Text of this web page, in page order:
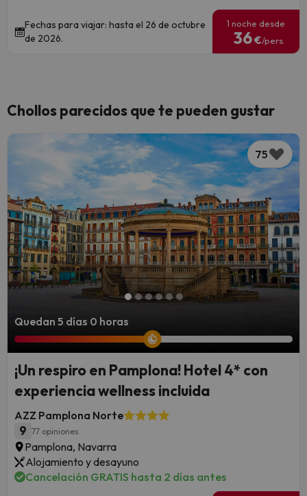
Fechas para viajar: hasta el 26 de octubre
de 2026.
1 noche desde
36€/pers.
Chollos parecidos que te pueden gustar
Quedan 5 días 0 horas
75
¡Un respiro en Pamplona! Hotel 4* con
experiencia wellness incluida
AZZ Pamplona Norte
9 77 opiniones
Pamplona, Navarra
Alojamiento y desayuno
Cancelación GRATIS hasta 2 días antes